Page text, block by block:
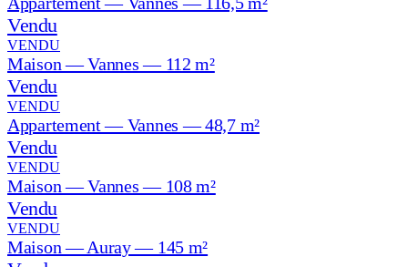
Vendu
VENDU
Maison — Vannes — 112 m²
Vendu
VENDU
Appartement — Vannes — 48,7 m²
Vendu
VENDU
Maison — Vannes — 108 m²
Vendu
VENDU
Maison — Auray — 145 m²